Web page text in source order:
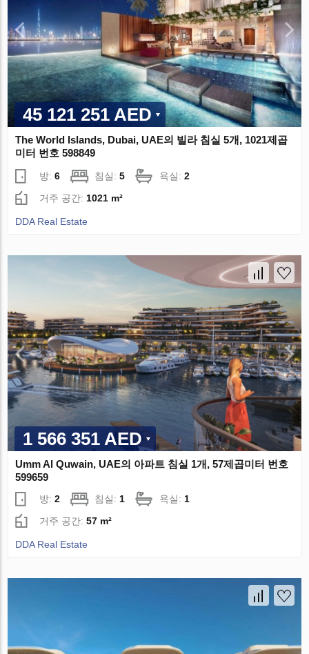
45 121 251 AED
The World Islands, Dubai, UAE의 빌라 침실 5개, 1021제곱
미터 번호 598849
방:6 침실:5 욕실:2
거주 공간: 1021 m²
DDA Real Estate
1 566 351 AED
Umm Al Quwain, UAE의 아파트 침실 1개, 57제곱미터 번호
599659
방:2 침실: 1 욕실: 1
거주 공간:57 m²
DDA Real Estate